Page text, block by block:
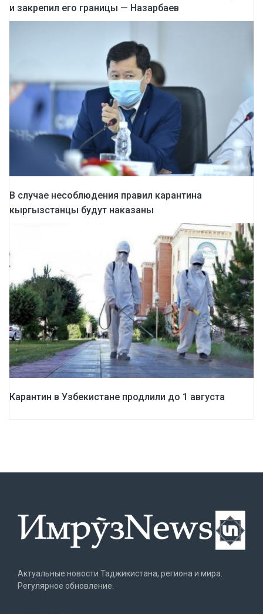
и закрепил его границы — Назарбаев
В случае несоблюдения правил карантина
кыргызстанцы будут наказаны
Карантин в Узбекистане продлили до 1 августа
Актуальные новости Таджикистана, региона и мира.
Регулярное обновление.